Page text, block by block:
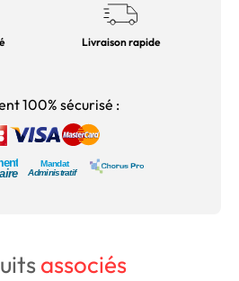
Livraison rapide
100% sécurisé :
associés